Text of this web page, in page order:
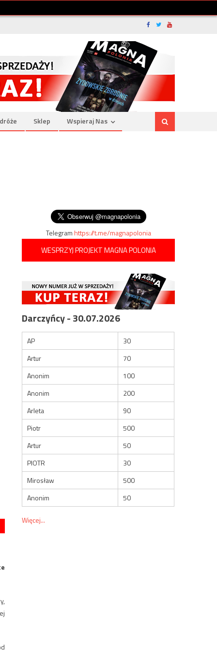
Sklep Wspieraj Nas
Telegramhttps://t.me/magnapolonia
WESPRZYJ PROJEKT MAGNA POLONIA
Darczyńcy - 30.07.2026
AP
30
Artur
70
Anonim
100
Anonim
200
Arleta
90
Piotr
500
Artur
50
PIOTR
30
Mirosław
500
Anonim
50
Więcej...